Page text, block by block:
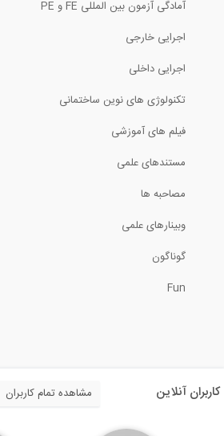
آمادگی آزمون بین المللی FE و PE
اجرایی خارجی
اجرایی داخلی
تکنولوژی های نوین ساختمانی
فیلم های آموزشی
مستندهای علمی
مصاحبه ها
وبینارهای علمی
گوناگون
Fun
کاربران آنلاین مشاهده تمام کاربران